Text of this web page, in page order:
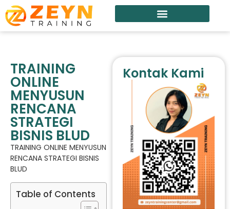
TRAINING
ONLINE
MENYUSUN
RENCANA
STRATEGI
BISNIS BLUD
TRAINING ONLINE MENYUSUN
RENCANA STRATEGI BISNIS
BLUD
Table of Contents
Kontak Kami